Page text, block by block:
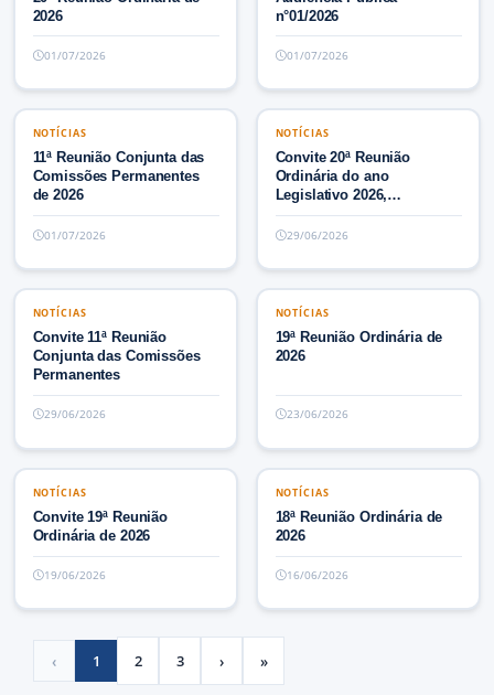
2026
01/07/2026
n°01/2026
01/07/2026
NOTÍCIAS
NOTÍCIAS
11ª Reunião Conjunta das
Comissões Permanentes
de 2026
01/07/2026
NOTÍCIAS
NOTÍCIAS
Convite 20ª Reunião
Ordinária do ano
Legislativo 2026,
legislatura ...
29/06/2026
NOTÍCIAS
NOTÍCIAS
Convite 11ª Reunião
Conjunta das Comissões
Permanentes
29/06/2026
NOTÍCIAS
NOTÍCIAS
19ª Reunião Ordinária de
2026
23/06/2026
NOTÍCIAS
NOTÍCIAS
Convite 19ª Reunião
Ordinária de 2026
19/06/2026
NOTÍCIAS
NOTÍCIAS
18ª Reunião Ordinária de
2026
16/06/2026
‹Previous
1(current)
2 3 ›Next »Last